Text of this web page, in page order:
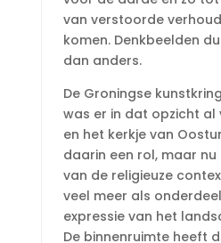
van verstoorde
komen. Denkbeelden
dan anders.
De Groningse
was er in dat opzicht al
en het kerkje van
daarin een rol, maar
van de religieuze
veel meer als
expressie van het
De binnenruimte heeft